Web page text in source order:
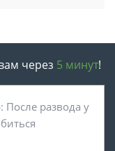
через 5 минут!